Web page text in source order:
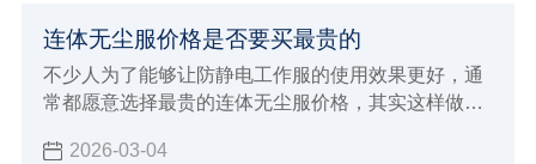
连体无尘服价格是否要买最贵的
不少人为了能够让防静电工作服的使用效果更好，通
常都愿意选择最贵的连体无尘服价格，其实这样做的
2026-03-04